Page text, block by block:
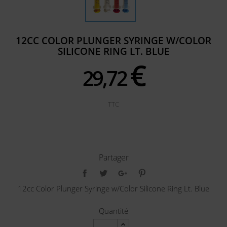
12CC COLOR PLUNGER SYRINGE W/COLOR
SILICONE RING LT. BLUE
29,72€
TTC
Partager
12cc Color Plunger Syringe w/Color Silicone Ring Lt. Blue
Quantité